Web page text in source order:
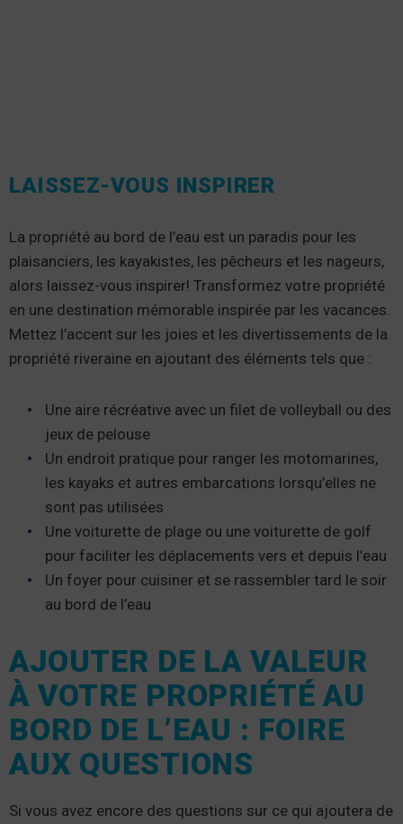
LAISSEZ-VOUS INSPIRER
La propriété au bord de l’eau est un paradis pour les
plaisanciers, les kayakistes, les pêcheurs et les nageurs,
alors laissez-vous inspirer! Transformez votre propriété
en une destination mémorable inspirée par les vacances.
Mettez l’accent sur les joies et les divertissements de la
propriété riveraine en ajoutant des éléments tels que :
Une aire récréative avec un filet de volleyball ou des
jeux de pelouse
Un endroit pratique pour ranger les motomarines,
les kayaks et autres embarcations lorsqu’elles ne
sont pas utilisées
Une voiturette de plage ou une voiturette de golf
pour faciliter les déplacements vers et depuis l’eau
Un foyer pour cuisiner et se rassembler tard le soir
au bord de l’eau
AJOUTER DE LA VALEUR
À VOTRE PROPRIÉTÉ AU
BORD DE L’EAU : FOIRE
AUX QUESTIONS
Si vous avez encore des questions sur ce qui ajoutera de